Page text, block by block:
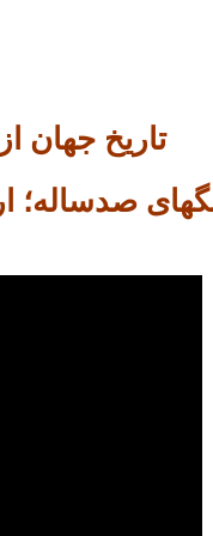
تاریخ جهان
صدساله؛